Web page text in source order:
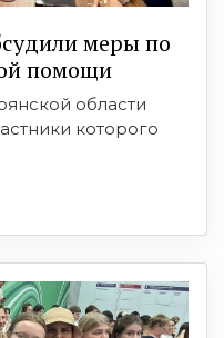
меры по
помощи
области
которого